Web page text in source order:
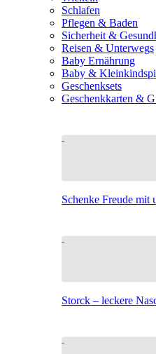
Schlafen
Pflegen & Baden
Sicherheit &
Reisen & Unterwegs
Baby Ernährung
Baby &
Geschenksets
Geschenkkarten &
Schenke Freude mit
Storck – leckere